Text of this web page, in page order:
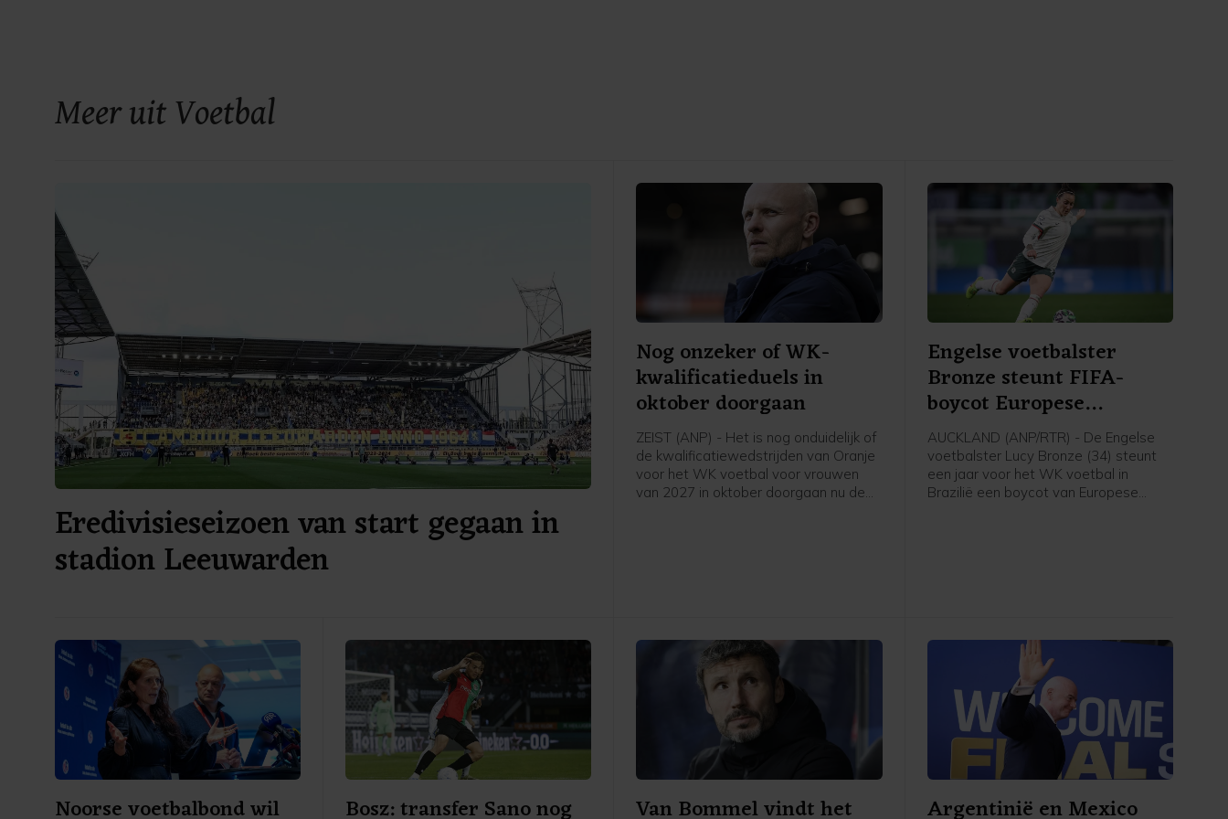
Meer uit Voetbal
Eredivisieseizoen van start gegaan in
stadion Leeuwarden
Nog onzeker of WK-
kwalificatieduels in
oktober doorgaan
ZEIST (ANP) - Het is nog onduidelijk of
de kwalificatiewedstrijden van Oranje
voor het WK voetbal voor vrouwen
van 2027 in oktober doorgaan nu de
of de duels door zullen gaan.
Engelse voetbalster
Bronze steunt FIFA-
boycot Europese
speelsters
AUCKLAND (ANP/RTR) - De Engelse
voetbalster Lucy Bronze (34) steunt
een jaar voor het WK voetbal in
Brazilië een boycot van Europese
voor onze sport. Als dat betekent dat
we sommige competities moeten
boycotten, dan moet dat gebeuren",
aldus Bronze in aanloop van een
oefenduel met Chelsea in Nieuw-
Zeeland tegen Auckland.
Noorse voetbalbond wil Bosz: transfer Sano nog Van Bommel vindt het Argentinië en Mexico